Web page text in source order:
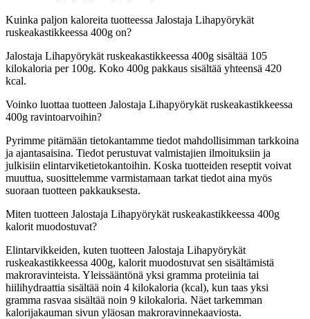
Kuinka paljon kaloreita tuotteessa Jalostaja Lihapyörykät
ruskeakastikkeessa 400g on?
Jalostaja Lihapyörykät ruskeakastikkeessa 400g sisältää 105
kilokaloria per 100g. Koko 400g pakkaus sisältää yhteensä 420
kcal.
Voinko luottaa tuotteen Jalostaja Lihapyörykät ruskeakastikkeessa
400g ravintoarvoihin?
Pyrimme pitämään tietokantamme tiedot mahdollisimman tarkkoina
ja ajantasaisina. Tiedot perustuvat valmistajien ilmoituksiin ja
julkisiin elintarviketietokantoihin. Koska tuotteiden reseptit voivat
muuttua, suosittelemme varmistamaan tarkat tiedot aina myös
suoraan tuotteen pakkauksesta.
Miten tuotteen Jalostaja Lihapyörykät ruskeakastikkeessa 400g
kalorit muodostuvat?
Elintarvikkeiden, kuten tuotteen Jalostaja Lihapyörykät
ruskeakastikkeessa 400g, kalorit muodostuvat sen sisältämistä
makroravinteista. Yleissääntönä yksi gramma proteiinia tai
hiilihydraattia sisältää noin 4 kilokaloria (kcal), kun taas yksi
gramma rasvaa sisältää noin 9 kilokaloria. Näet tarkemman
kalorijakauman sivun yläosan makroravinnekaaviosta.